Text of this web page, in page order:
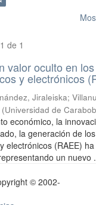
de 1
valor oculto en
y electrónicos
Jiraleiska;
(Universidad de
económico, la
la generación de
electrónicos (RAEE)
un nuevo
© 2002-